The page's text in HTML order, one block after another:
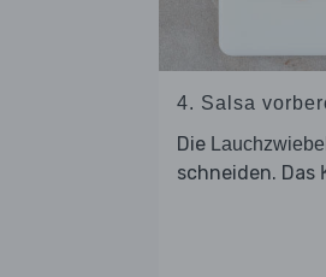
4. Salsa
Die
schneiden. Das